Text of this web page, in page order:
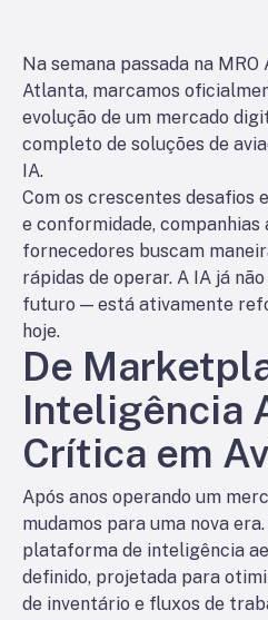
Na semana passada na
Atlanta, marcamos
evolução de um mercado
completo de soluções de
IA.
Com os crescentes desafios
e conformidade, companhias
fornecedores buscam
rápidas de operar. A IA já
futuro — está ativamente
hoje.
De
Inteligência
Crítica em
Após anos operando um
mudamos para uma nova
plataforma de inteligência
definido, projetada para
de inventário e fluxos de